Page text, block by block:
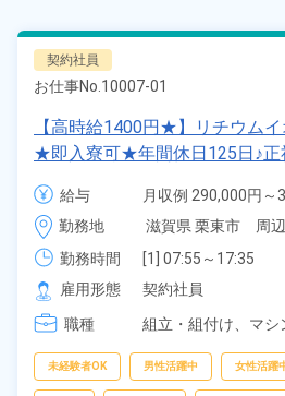
契約社員
お仕事No. 10007-01
【高時給1400円★】リチウム
★即入寮可★年間休日125日♪正
カップル＆友達同士の応募可！
利用OK！20代～50代の男女活
ーム寮完備！赴任旅費会社負担
応可★《滋賀県栗東市》
給与
月収例 290,000円～
時給 1,400円～1,400
勤務地
滋賀県 栗東市　周辺
勤務時間
[1] 07:55～17:35
[2] 19:55～05:35
雇用形態
契約社員
職種
組立・組付け、 マシ
未経験者OK 男性活躍中 女性活躍